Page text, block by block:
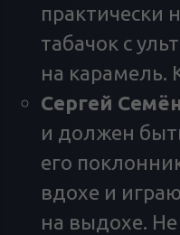
практически
табачок с
на карамель.
Сергей
и должен
его
вдохе и
на выдохе.